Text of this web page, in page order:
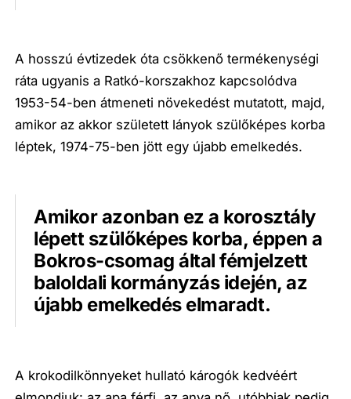
A hosszú évtizedek óta csökkenő termékenységi
ráta ugyanis a Ratkó-korszakhoz kapcsolódva
1953-54-ben átmeneti növekedést mutatott, majd,
amikor az akkor született lányok szülőképes korba
léptek, 1974-75-ben jött egy újabb emelkedés.
Amikor azonban ez a korosztály
lépett szülőképes korba, éppen a
Bokros-csomag által fémjelzett
baloldali kormányzás idején, az
újabb emelkedés elmaradt.
A krokodilkönnyeket hullató károgók kedvéért